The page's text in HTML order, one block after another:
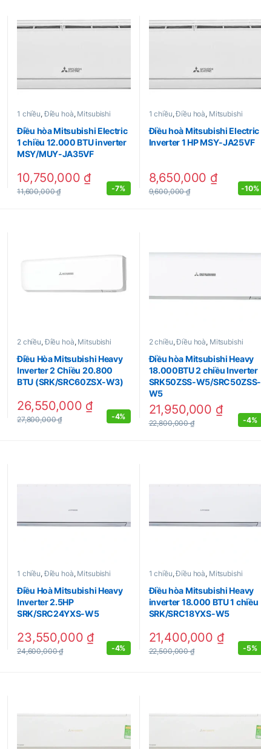
1 chiều,Điều hoà, Mitsubishi
Điều hòa Mitsubishi Electric
1 chiều 12.000 BTU inverter
MSY/MUY-JA35VF
10,750,000 ₫
11,600,000₫ -7%
1 chiều,Điều hoà, Mitsubishi
Điều hoà Mitsubishi Electric
Inverter 1 HP MSY-JA25VF
8,650,000 ₫
9,600,000₫ -10%
2 chiều,Điều hoà, Mitsubishi
Điều Hòa Mitsubishi Heavy
Inverter 2 Chiều 20.800
BTU (SRK/SRC60ZSX-W3)
26,550,000 ₫
27,800,000₫ -4%
2 chiều,Điều hoà, Mitsubishi
Điều hòa Mitsubishi Heavy
18.000BTU 2 chiều Inverter
SRK50ZSS-W5/SRC50ZSS-
W5
21,950,000 ₫
22,800,000₫ -4%
1 chiều,Điều hoà, Mitsubishi
Điều Hoà Mitsubishi Heavy
Inverter 2.5HP
SRK/SRC24YXS-W5
23,550,000 ₫
24,600,000₫ -4%
1 chiều,Điều hoà, Mitsubishi
Điều hòa Mitsubishi Heavy
inverter 18.000 BTU 1 chiều
SRK/SRC18YXS-W5
21,400,000 ₫
22,500,000₫ -5%